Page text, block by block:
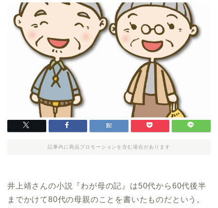
記事内に商品プロモーションを含む場合があります
井上靖さんの小説『わが母の記』は50代から60代後半
までかけて80代の母親のことを書いたものだという。